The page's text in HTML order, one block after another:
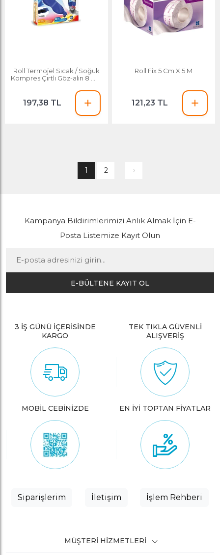
Roll Termojel Sıcak / Soğuk
Kompres Çırtlı Göz-alın 8 Cm
197,38 TL
Roll Fix 5 Cm X 5 M
121,23 TL
1 2
Kampanya Bildirimlerimizi Anlık Almak İçin E-
Posta Listemize Kayıt Olun
E-BÜLTENE KAYIT OL
3 İŞ GÜNÜ İÇERİSİNDE
KARGO
TEK TIKLA GÜVENLİ
ALIŞVERİŞ
MOBİL CEBİNİZDE EN İYİ TOPTAN FİYATLAR
Siparişlerim İletişim İşlem Rehberi
MÜŞTERI HIZMETLERI